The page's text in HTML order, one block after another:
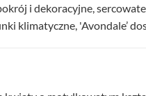
i dekoracyjne,
klimatyczne, 'Avondale’